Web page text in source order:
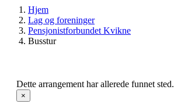
Hjem
Lag og foreninger
Pensjonistforbundet Kvikne
Busstur
Dette arrangement har allerede funnet sted.
×